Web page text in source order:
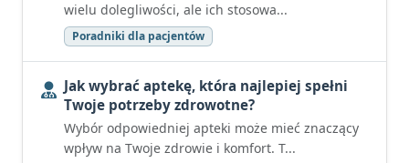
wielu dolegliwości, ale ich stosowa...
Poradniki dla pacjentów
Jak wybrać aptekę, która najlepiej spełni
Twoje potrzeby zdrowotne?
Wybór odpowiedniej apteki może mieć znaczący
wpływ na Twoje zdrowie i komfort. T...